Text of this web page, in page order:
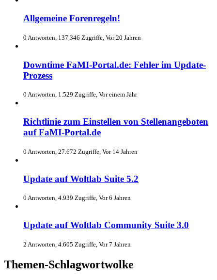
Allgemeine Forenregeln!
0 Antworten, 137.346 Zugriffe, Vor 20 Jahren
Downtime FaMI-Portal.de: Fehler im Update-
Prozess
0 Antworten, 1.529 Zugriffe, Vor einem Jahr
Richtlinie zum Einstellen von Stellenangeboten
auf FaMI-Portal.de
0 Antworten, 27.672 Zugriffe, Vor 14 Jahren
Update auf Woltlab Suite 5.2
0 Antworten, 4.939 Zugriffe, Vor 6 Jahren
Update auf Woltlab Community Suite 3.0
2 Antworten, 4.605 Zugriffe, Vor 7 Jahren
Themen-Schlagwortwolke